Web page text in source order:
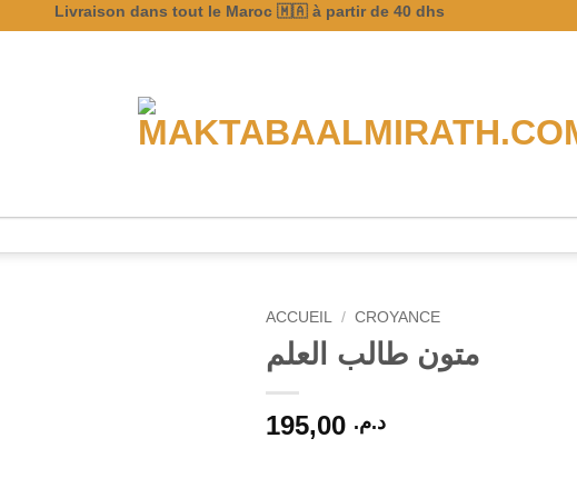
Livraison dans tout le Maroc 🇲🇦 à partir de 40 dhs
ACCUEIL / CROYANCE
متون طالب العلم
د.م.